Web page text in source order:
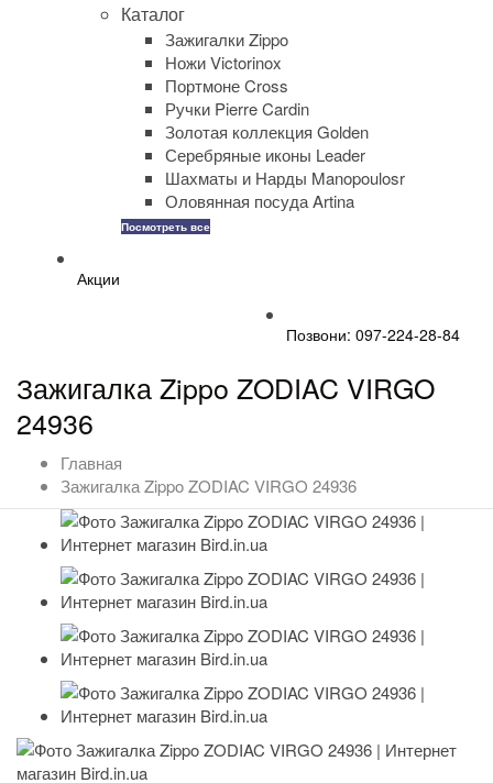
Каталог
Зажигалки Zippo
Ножи Victorinox
Портмоне Cross
Ручки Pierre Cardin
Золотая коллекция Golden
Серебряные иконы Leader
Шахматы и Нарды Manopoulosr
Оловянная посуда Artina
Посмотреть все
Акции
Позвони: 097-224-28-84
Зажигалка Zippo ZODIAC VIRGO
24936
Главная
Зажигалка Zippo ZODIAC VIRGO 24936